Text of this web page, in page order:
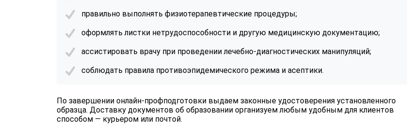
правильно выполнять физиотерапевтические процедуры;
оформлять листки нетрудоспособности и другую медицинскую документацию;
ассистировать врачу при проведении лечебно-диагностических манипуляций;
соблюдать правила противоэпидемического режима и асептики.
По завершении онлайн-профподготовки выдаем законные удостоверения установленного
образца. Доставку документов об образовании организуем любым удобным для клиентов
способом — курьером или почтой.